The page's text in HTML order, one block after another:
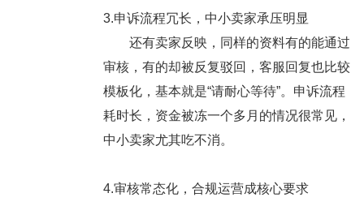
3.申诉流程冗长，中小卖家承压明显
还有卖家反映，同样的资料有的能通过
审核，有的却被反复驳回，客服回复也比较
模板化，基本就是“请耐心等待”。申诉流程
耗时长，资金被冻一个多月的情况很常见，
中小卖家尤其吃不消。
4.审核常态化，合规运营成核心要求